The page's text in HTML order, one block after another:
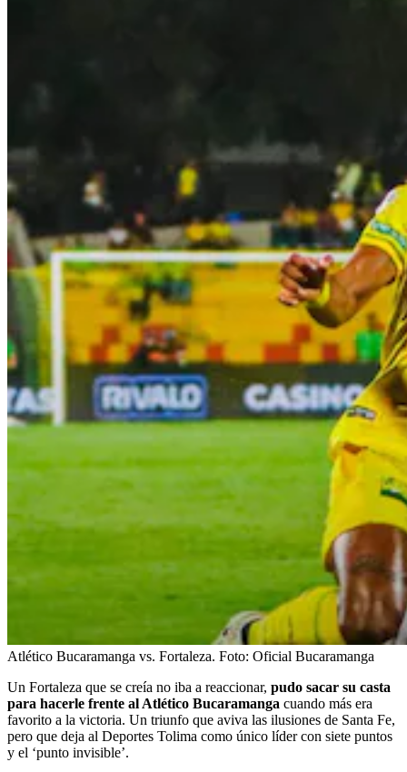
Atlético Bucaramanga vs. Fortaleza. Foto: Oficial Bucaramanga
Un Fortaleza que se creía no iba a reaccionar, pudo sacar su casta
para hacerle frente al Atlético Bucaramanga cuando más era
favorito a la victoria. Un triunfo que aviva las ilusiones de Santa Fe,
pero que deja al Deportes Tolima como único líder con siete puntos
y el ‘punto invisible’.